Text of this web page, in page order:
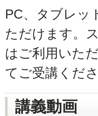
PC、タブレッ
ただけます。
はご利用いた
てご受講くださ
講義動画